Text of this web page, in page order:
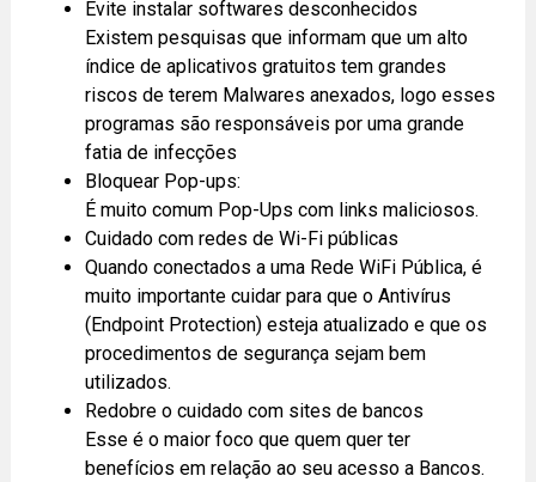
Evite instalar softwares desconhecidos
Existem pesquisas que informam que um alto
índice de aplicativos gratuitos tem grandes
riscos de terem Malwares anexados, logo esses
programas são responsáveis por uma grande
fatia de infecções
Bloquear Pop-ups:
É muito comum Pop-Ups com links maliciosos.
Cuidado com redes de Wi-Fi públicas
Quando conectados a uma Rede WiFi Pública, é
muito importante cuidar para que o Antivírus
(Endpoint Protection) esteja atualizado e que os
procedimentos de segurança sejam bem
utilizados.
Redobre o cuidado com sites de bancos
Esse é o maior foco que quem quer ter
benefícios em relação ao seu acesso a Bancos.